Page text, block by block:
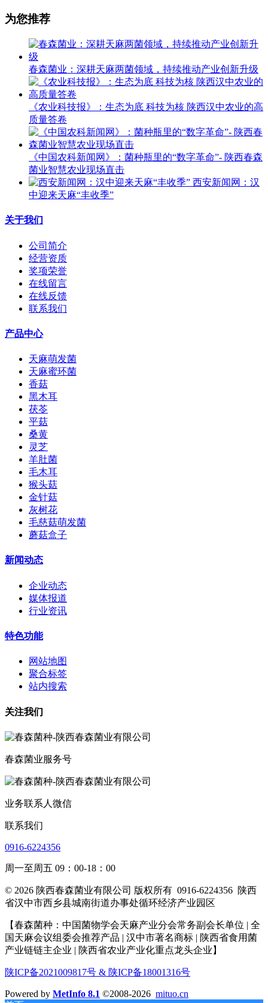
为您推荐
春森菌业：深耕天麻两菌领域，持续推动产业创新升级
《农业科技报》：生态为底 科技为核 陕西汉中农业的高
质量答卷
《中国农科新闻网》：菌种瓶里的“数字革命”- 陕西春森
菌业智慧农业现场直击
西安新闻网：汉
中迎来天麻“丰收季”
关于我们
公司简介
经营资质
奖项荣誉
在线留言
在线反馈
联系我们
产品中心
天麻萌发菌
天麻蜜环菌
香菇
黑木耳
茯苓
平菇
桑黄
灵芝
羊肚菌
毛木耳
猴头菇
金针菇
灰树花
毛慈菇萌发菌
蘑菇盒子
新闻动态
企业动态
媒体报道
行业资讯
特色功能
网站地图
聚合标签
站内搜索
关注我们
春森菌业服务号
业务联系人微信
联系我们
0916-6224356
周一至周五 09：00-18：00
© 2026 陕西春森菌业有限公司 版权所有 0916-6224356 陕西
省汉中市西乡县城南街道办事处循环经济产业园区
【春森菌种：中国菌物学会天麻产业分会常务副会长单位 | 全
国天麻会议组委会推荐产品 | 汉中市著名商标 | 陕西省食用菌
产业链链主企业 | 陕西省农业产业化重点龙头企业 】
陕ICP备2021009817号 & 陕ICP备18001316号
Powered by MetInfo 8.1 ©2008-2026 mituo.cn